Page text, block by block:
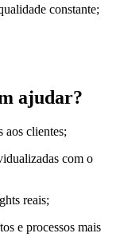
constante;
ajudar?
aos clientes;
com o
reais;
e processos mais